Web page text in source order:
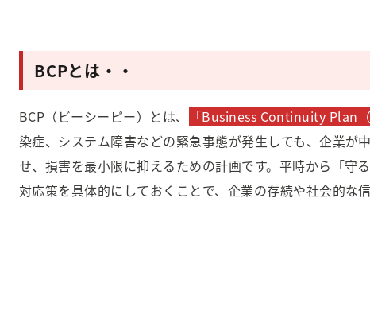
BCPとは・・
BCP（ビーシーピー）とは、 「Business Continuity Plan
染症、システム障害などの緊急事態が発生しても、企業が
せ、損害を最小限に抑えるための計画です。平時から「守
対応策を具体的にしておくことで、企業の存続や社会的な